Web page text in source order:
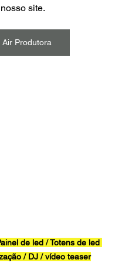
site.
Air Produtora
de led / Totens de led
/ DJ / vídeo teaser